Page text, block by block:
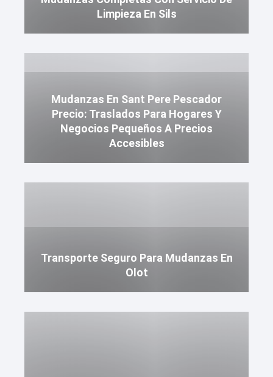
Limpieza En Sils
Mudanzas En Sant Pere Pescador
Precio: Traslados Para Hogares Y
Negocios Pequeños A Precios
Accesibles
Transporte Seguro Para Mudanzas En
Olot